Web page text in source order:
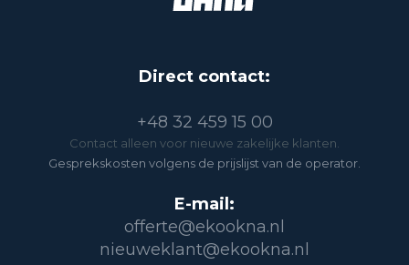
Direct contact:
+48 32 459 15 00
Contact alleen voor nieuwe zakelijke klanten.
Gesprekskosten volgens de prijslijst van de operator.
E-mail:
offerte@ekookna.nl
nieuweklant@ekookna.nl